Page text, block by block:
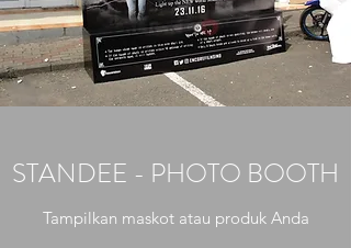
STANDEE - PHOTO BOOTH
Tampilkan maskot atau produk Anda